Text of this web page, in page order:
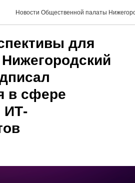
Новости Общественной палаты
для
в сфере
ИТ-